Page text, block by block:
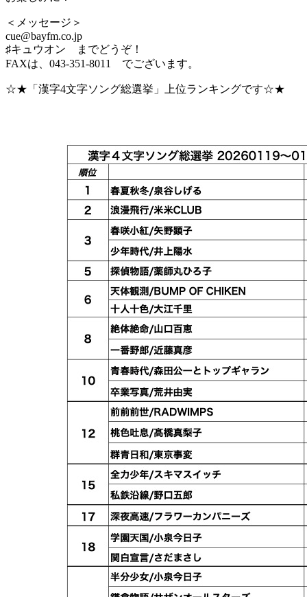
＜メッセージ＞
cue@bayfm.co.jp
♯キュウオン までどうぞ！
FAXは、043-351-8011 でございます。
☆★「漢字4文字ソング総選挙」上位ランキングです☆★